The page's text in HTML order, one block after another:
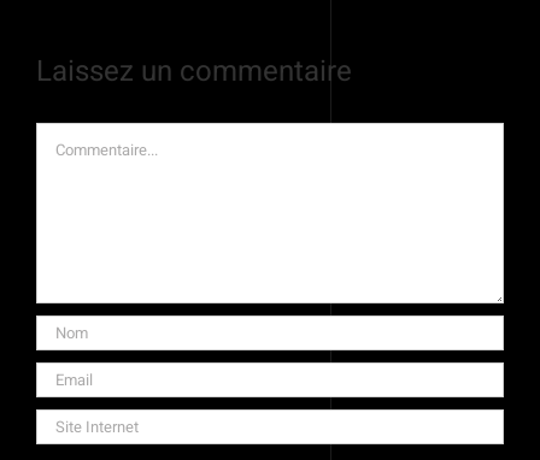
Laissez un commentaire
Commentaire